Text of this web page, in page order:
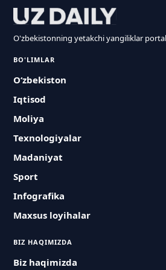
O'zbekistonning yetakchi yangiliklar
BO'LIMLAR
O‘zbekiston
Iqtisod
Moliya
Texnologiyalar
Madaniyat
Sport
Infografika
Maxsus loyihalar
BIZ HAQIMIZDA
Biz haqimizda